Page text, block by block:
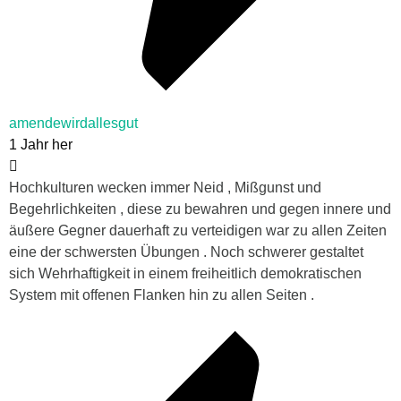
amendewirdallesgut
1 Jahr her
Hochkulturen wecken immer Neid , Mißgunst und
Begehrlichkeiten , diese zu bewahren und gegen innere und
äußere Gegner dauerhaft zu verteidigen war zu allen Zeiten
eine der schwersten Übungen . Noch schwerer gestaltet
sich Wehrhaftigkeit in einem freiheitlich demokratischen
System mit offenen Flanken hin zu allen Seiten .